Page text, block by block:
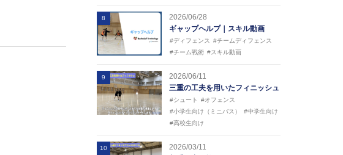
8
2026/06/28
ギャップヘルプ｜スキル動画
#ディフェンス
#チームディフェンス
#チーム戦術 #スキル動画
9
2026/06/11
三重の工夫を用いたフィニッシュ
#シュート
#オフェンス
#小学生向け（ミニバス）
#中学生向け
#高校生向け
10
2026/03/11